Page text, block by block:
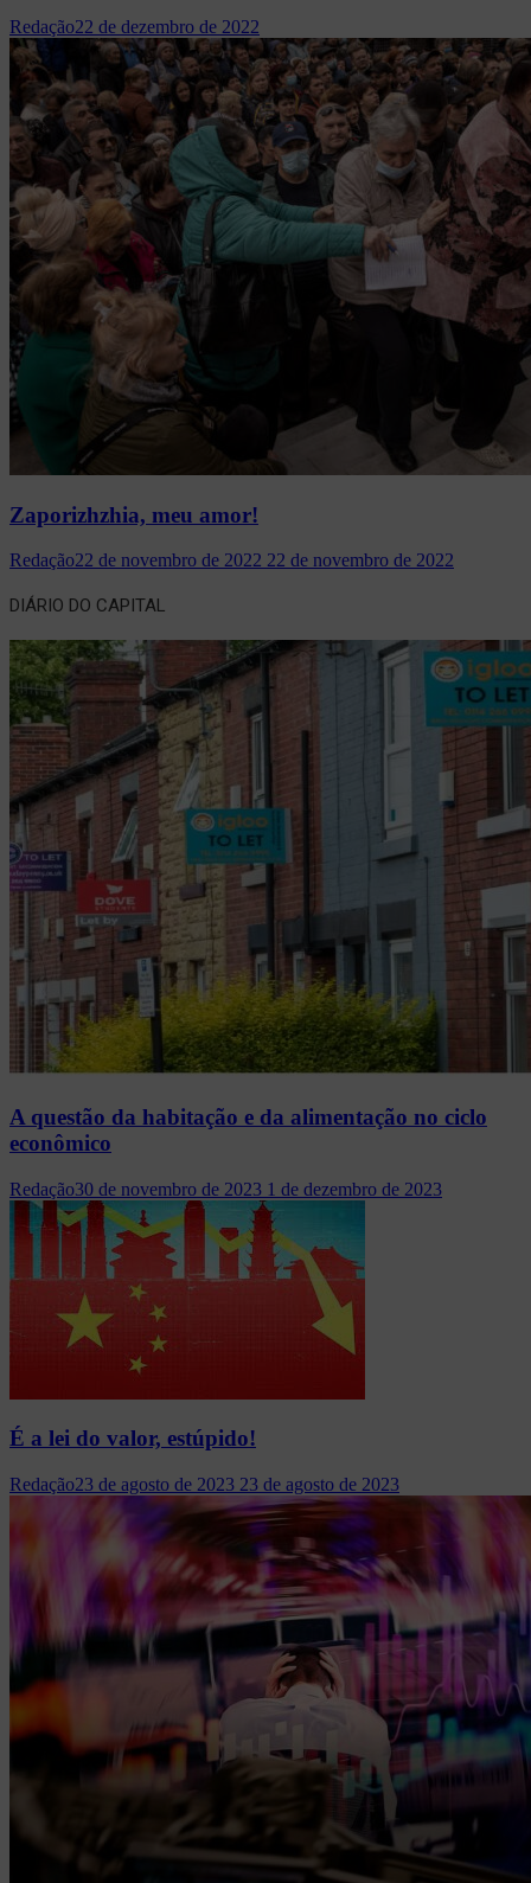
Redação22 de dezembro de 2022
Zaporizhzhia, meu amor!
Redação22 de novembro de 2022 22 de novembro de 2022
DIÁRIO DO CAPITAL
A questão da habitação e da alimentação no ciclo
econômico
Redação30 de novembro de 2023 1 de dezembro de 2023
É a lei do valor, estúpido!
Redação23 de agosto de 2023 23 de agosto de 2023